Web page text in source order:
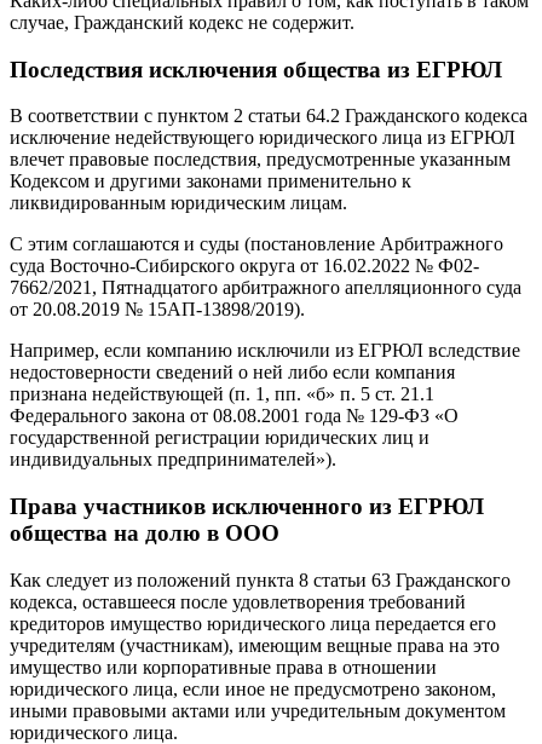
случае, Гражданский кодекс не содержит.
Последствия исключения общества из ЕГРЮЛ
В соответствии с пунктом 2 статьи 64.2 Гражданского кодекса
исключение недействующего юридического лица из ЕГРЮЛ
влечет правовые последствия, предусмотренные указанным
Кодексом и другими законами применительно к
ликвидированным юридическим лицам.
С этим соглашаются и суды (постановление Арбитражного
суда Восточно-Сибирского округа от 16.02.2022 № Ф02-
7662/2021, Пятнадцатого арбитражного апелляционного суда
от 20.08.2019 № 15АП-13898/2019).
Например, если компанию исключили из ЕГРЮЛ вследствие
недостоверности сведений о ней либо если компания
признана недействующей (п. 1, пп. «б» п. 5 ст. 21.1
Федерального закона от 08.08.2001 года № 129-ФЗ «О
государственной регистрации юридических лиц и
индивидуальных предпринимателей»).
Права участников исключенного из ЕГРЮЛ
общества на долю в ООО
Как следует из положений пункта 8 статьи 63 Гражданского
кодекса, оставшееся после удовлетворения требований
кредиторов имущество юридического лица передается его
учредителям (участникам), имеющим вещные права на это
имущество или корпоративные права в отношении
юридического лица, если иное не предусмотрено законом,
иными правовыми актами или учредительным документом
юридического лица.